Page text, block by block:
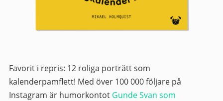
Favorit i repris: 12 roliga porträtt som
kalenderpamflett! Med över 100 000 följare på
Instagram är humorkontot Gunde Svan som